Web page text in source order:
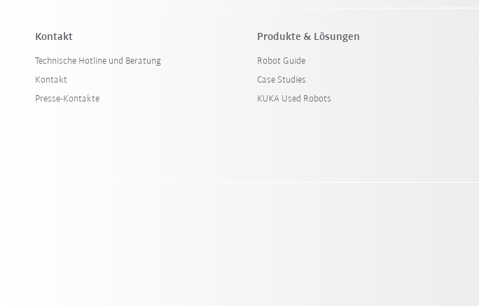
Kontakt
Technische Hotline und Beratung
Kontakt
Presse-Kontakte
Produkte & Lösungen
Robot Guide
Case Studies
KUKA Used Robots